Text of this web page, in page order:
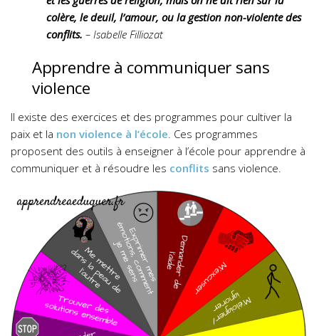
colère, le deuil, l’amour, ou la gestion non-violente des
conflits. – Isabelle Filliozat
Apprendre à communiquer sans
violence
Il existe des exercices et des programmes pour cultiver la
paix et la non violence à l’école. Ces programmes
proposent des outils à enseigner à l’école pour apprendre à
communiquer et à résoudre les conflits sans violence.